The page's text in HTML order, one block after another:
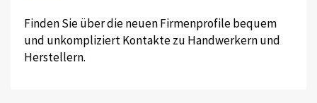
Finden Sie über die neuen Firmenprofile bequem
und unkompliziert Kontakte zu Handwerkern und
Herstellern.